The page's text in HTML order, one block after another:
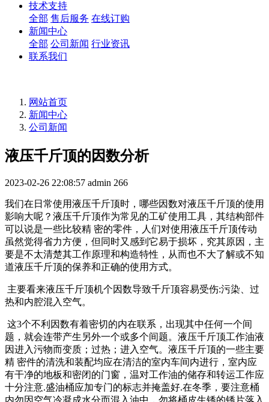
技术支持
全部 售后服务 在线订购
新闻中心
全部 公司新闻 行业资讯
联系我们
网站首页
新闻中心
公司新闻
液压千斤顶的因数分析
2023-02-26 22:08:57 admin 266
我们在日常使用液压千斤顶时，哪些因数对液压千斤顶的使用
影响大呢？液压千斤顶作为常见的工矿使用工具，其结构部件
可以说是一些比较精 密的零件，人们对使用液压千斤顶传动
虽然觉得省力方便，但同时又感到它易于损坏，究其原因，主
要是不太清楚其工作原理和构造特性，从而也不大了解或不知
道液压千斤顶的保养和正确的使用方式。
主要看来液压千斤顶机个因数导致千斤顶容易受伤:污染、过
热和内腔混入空气。
这3个不利因数有着密切的内在联系，出现其中任何一个间
题，就会连带产生另外一个或多个间题。液压千斤顶工作油液
因进入污物而变质；过热；进入空气。液压千斤顶的一些主要
精 密件的清洗和装配均应在清洁的室内车间内进行，室内应
有干净的地板和密闭的门窗，温对工作油的储存和转运工作应
十分注意.盛油桶应加专门的标志并掩盖好.在冬季，要注意桶
内勿因空气冷凝成水分而混入油中，勿将桶皮生锈的锈片落入